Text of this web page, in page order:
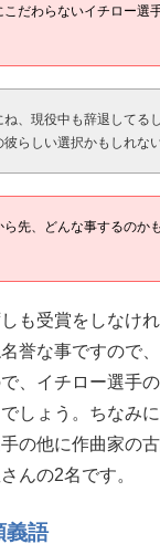
だわらないイチロー選
ね、現役中も辞退してる
彼らしい選択かもしれない
先、どんな事するのか
も受賞をしなけ
誉な事ですので
、イチロー選手
しょう。ちなみ
の他に作曲家の
んの2名です。
義語